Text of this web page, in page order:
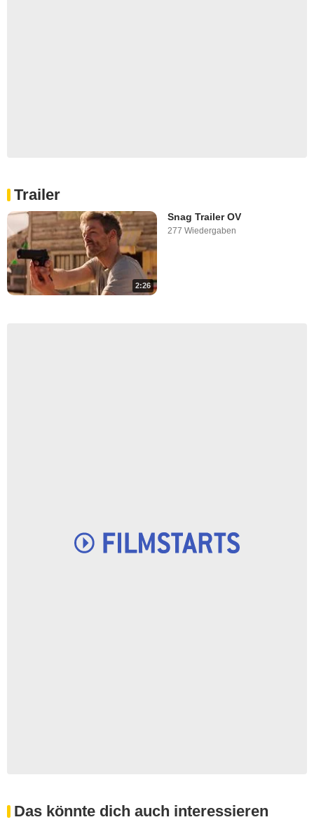
Trailer
2:26
Snag Trailer OV
277 Wiedergaben
Das könnte dich auch interessieren